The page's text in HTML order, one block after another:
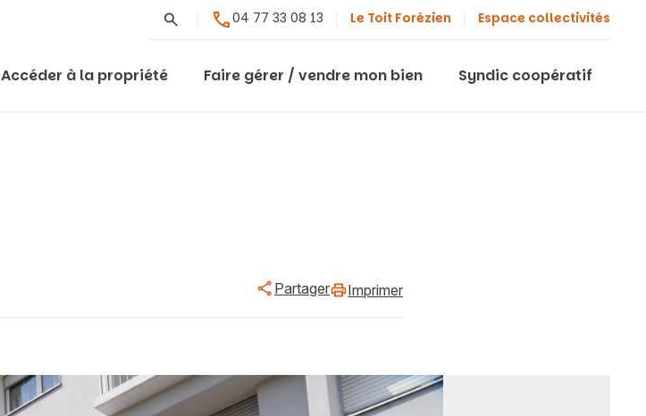
Rechercher04 77 33 08 13 Le Toit Forézien Espace collectivités
Accéder à la propriété Faire gérer / vendre mon bien Syndic coopératif
Partager Imprimer